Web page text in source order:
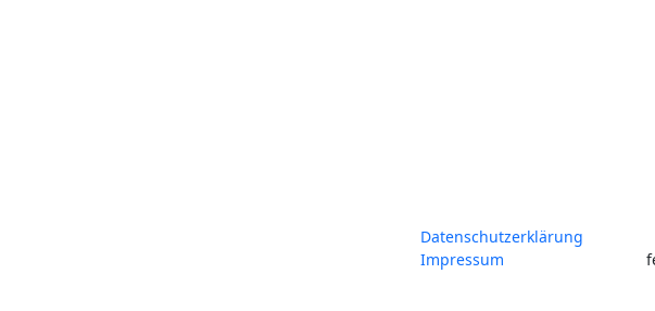
Datenschutzerklärung
Impressum